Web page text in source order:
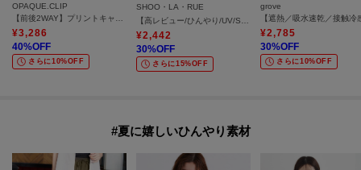
OPAQUE.CLIP
¥3,286
40%OFF
さらに10%OFF
SHOO・LA・RUE
¥2,442
30%OFF
さらに15%OFF
grove
¥2,785
30%OFF
さらに10%OFF
#夏に嬉しいひんやり素材